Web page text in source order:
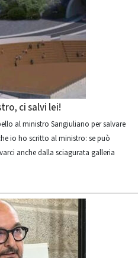
ci salvi lei!
al ministro Sangiuliano per salvare
io ho scritto al ministro: se può
anche dalla sciagurata galleria